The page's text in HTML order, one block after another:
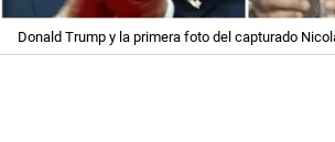
Donald Trump y la primera foto del capturado